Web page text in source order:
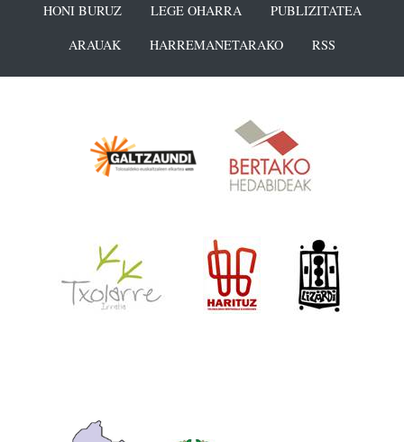
HONI BURUZ LEGE OHARRA
PUBLIZITATEA
ARAUAK
HARREMANETARAKO RSS